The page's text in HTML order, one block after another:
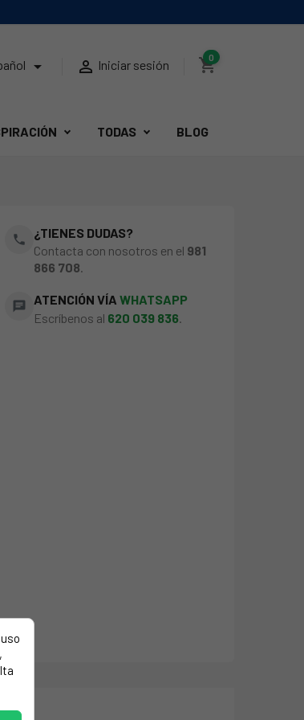
  Iniciar sesión shopping_cart
0
TODAS BLOG
phone
¿TIENES DUDAS?
Contacta con nosotros en el 981
866 708.
chat ATENCIÓN VÍAWHATSAPP
Escríbenos al 620 039 836